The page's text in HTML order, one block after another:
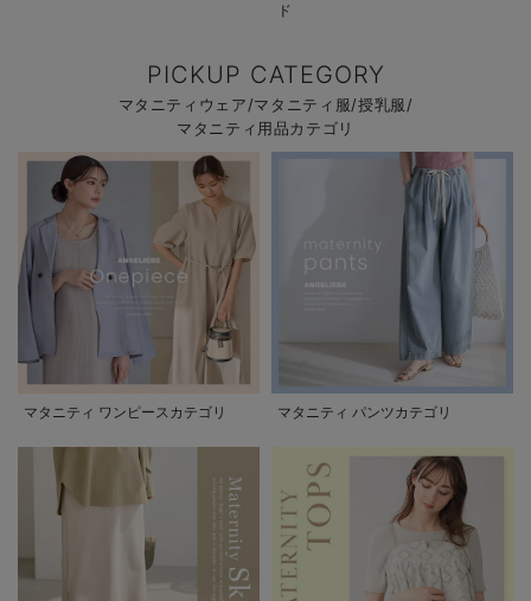
ド
PICKUP CATEGORY
マタニティウェア/マタニティ服/授乳服/
マタニティ用品カテゴリ
マタニティ ワンピースカテゴリ マタニティ パンツカテゴリ